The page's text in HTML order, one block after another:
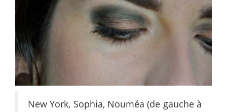
New York, Sophia, Nouméa (de gauche à